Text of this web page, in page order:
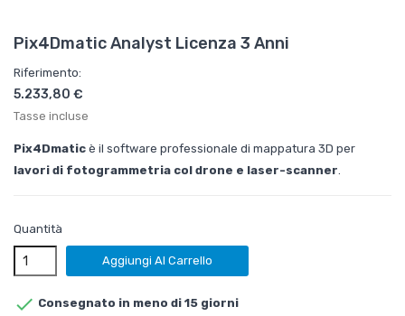
Pix4Dmatic Analyst Licenza 3 Anni
Riferimento:
5.233,80 €
Tasse incluse
Pix4Dmatic è il software professionale di mappatura 3D per
lavori di fotogrammetria col drone e laser-scanner.
Quantità
Aggiungi Al Carrello
 Consegnato in meno di 15 giorni